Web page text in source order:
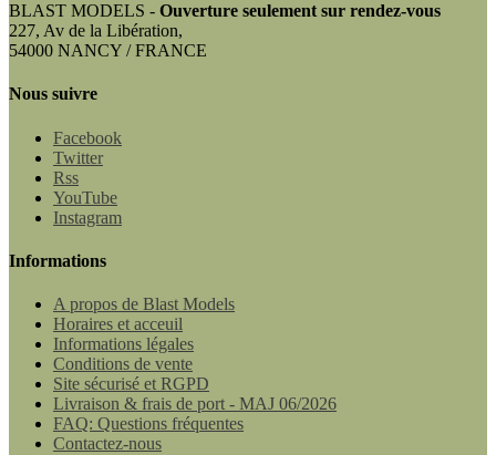
BLAST MODELS - Ouverture seulement sur rendez-vous
227, Av de la Libération,
54000 NANCY / FRANCE
Nous suivre
Facebook
Twitter
Rss
YouTube
Instagram
Informations
A propos de Blast Models
Horaires et acceuil
Informations légales
Conditions de vente
Site sécurisé et RGPD
Livraison & frais de port - MAJ 06/2026
FAQ: Questions fréquentes
Contactez-nous